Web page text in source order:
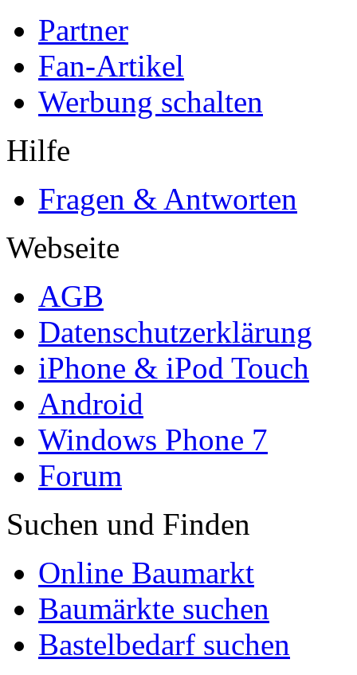
Partner
Fan-Artikel
Werbung schalten
Hilfe
Fragen & Antworten
Webseite
AGB
Datenschutzerklärung
iPhone & iPod Touch
Android
Windows Phone 7
Forum
Suchen und Finden
Online Baumarkt
Baumärkte suchen
Bastelbedarf suchen